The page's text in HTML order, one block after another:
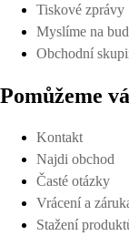
Tiskové zprávy
Myslíme na
Obchodní
Pomůžeme
Kontakt
Najdi obchod
Časté otázky
Vrácení a
Stažení